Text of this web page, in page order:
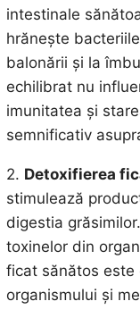
intestinale
hrănește
balonării și la
echilibrat nu
imunitatea și
semnificativ
2. Detoxifierea
stimulează
digestia
toxinelor din
ficat sănătos este
organismului și